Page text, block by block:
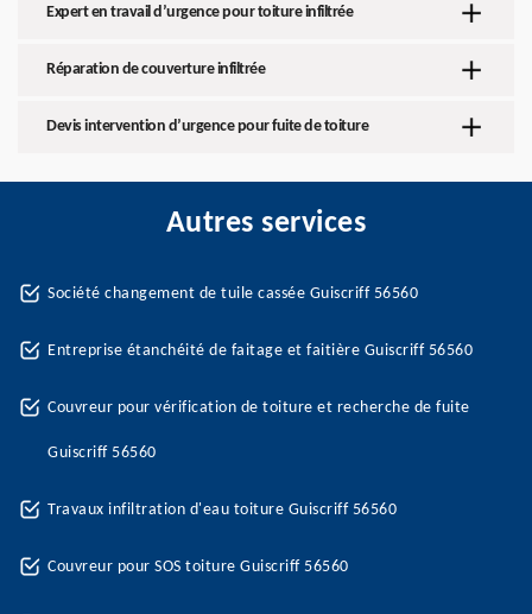
Expert en travail d’urgence pour toiture infiltrée
Réparation de couverture infiltrée
Devis intervention d’urgence pour fuite de toiture
Autres services
Société changement de tuile cassée Guiscriff 56560
Entreprise étanchéité de faitage et faitière Guiscriff 56560
Couvreur pour vérification de toiture et recherche de fuite
Guiscriff 56560
Travaux infiltration d'eau toiture Guiscriff 56560
Couvreur pour SOS toiture Guiscriff 56560